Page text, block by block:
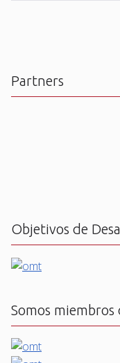
Partners
Objetivos de
Somos miembros